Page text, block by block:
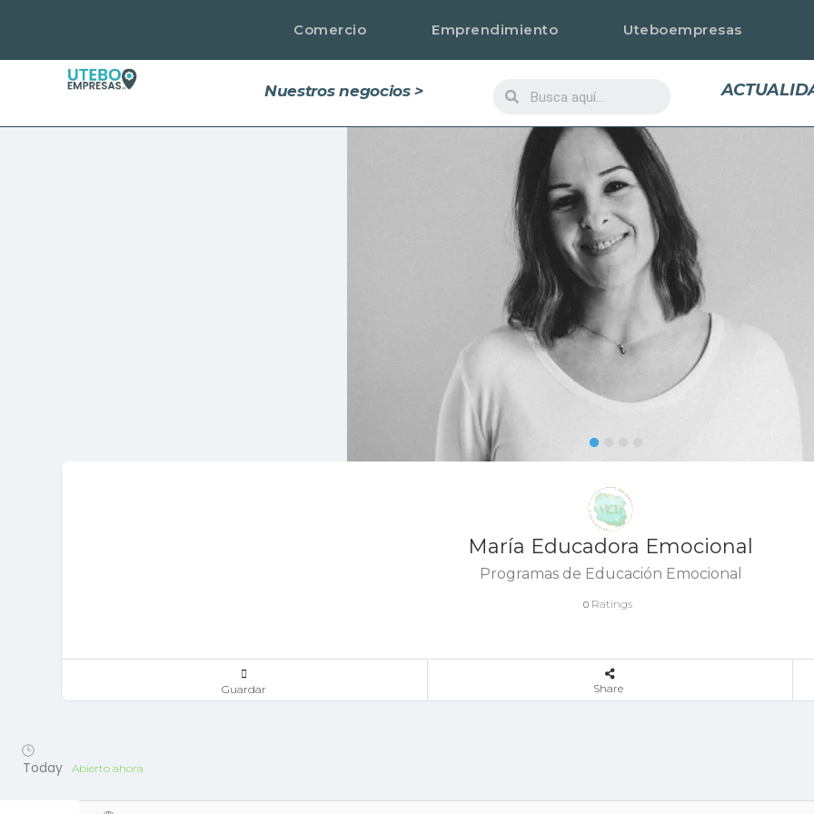
Comercio Emprendimiento Uteboempresas
Nuestros negocios >
María Educadora Emocional
Programas de Educación Emocional
0 Ratings
Guardar Share
Today Abierto ahora